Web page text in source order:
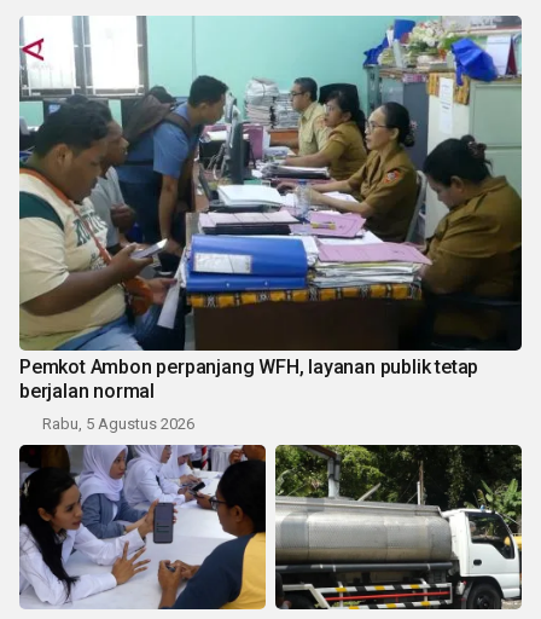
Pemkot Ambon perpanjang WFH, layanan publik tetap
berjalan normal
Rabu, 5 Agustus 2026